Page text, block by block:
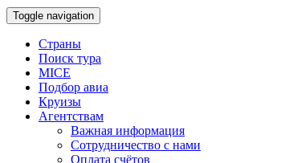
Toggle navigation
Страны
Поиск тура
MICE
Подбор авиа
Круизы
Агентствам
Важная информация
Сотрудничество с нами
Оплата счётов